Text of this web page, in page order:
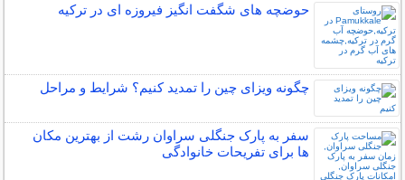
حوضچه های شگفت انگیز فیروزه ای در ترکیه
چگونه ویزای چین را تمدید کنیم؟ شرایط و مراحل
سفر به پارک جنگلی سراوان رشت از بهترین مکان
ها برای تفریحات خانوادگی